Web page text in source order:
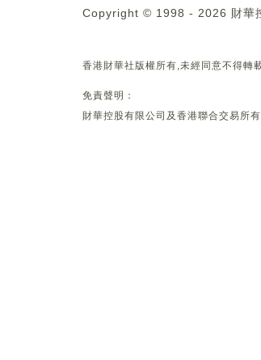
Copyright © 1998 - 2026 財華
香港財華社版權所有,未經同意不得轉載
免責聲明：
財華控股有限公司及香港聯合交易所